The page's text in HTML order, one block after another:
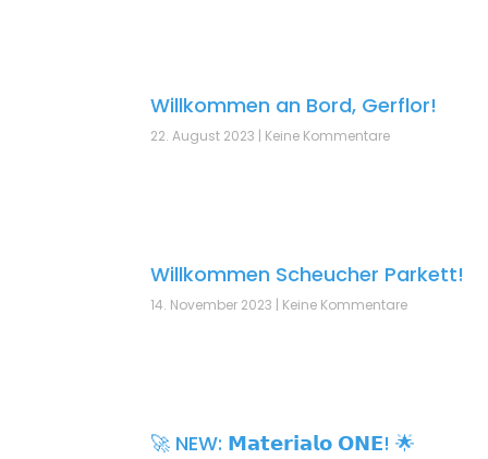
Willkommen an Bord, Gerflor!
22. August 2023 Keine Kommentare
Willkommen Scheucher Parkett!
14. November 2023 Keine Kommentare
🚀 NEW: 𝗠𝗮𝘁𝗲𝗿𝗶𝗮𝗹𝗼 𝗢𝗡𝗘! 🌟